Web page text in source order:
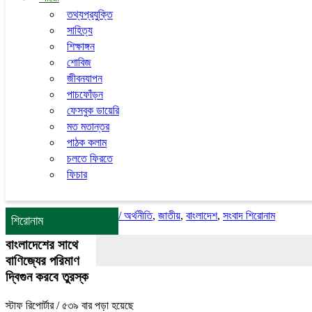
তথ্যপ্রযুক্তি
সাহিত্য
শিক্ষাঙ্গন
শোবিজ
জীবনযাপন
পাচফোঁড়ন
ফেসবুক ডায়েরি
মত মতান্তর
পাঠক কলাম
চলতে ফিরতে
ফিচার
শিরোনাম
/অর্থনীতি,জাতীয়,বাংলাদেশ,সংবাদ শিরোনাম
বাংলাদেশের সাথে
বাণিজ্যের পরিমাণ
দ্বিগুন করবে তুরস্ক
স্টাফ রিপোর্টার/ ৫৩৯ বার পড়া হয়েছে